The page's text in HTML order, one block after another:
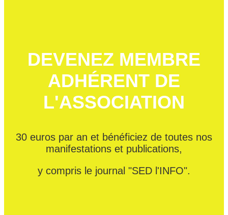
DEVENEZ MEMBRE
ADHÉRENT DE
L'ASSOCIATION
30 euros par an et bénéficiez de toutes nos
manifestations et publications,
y compris le journal "SED l'INFO".